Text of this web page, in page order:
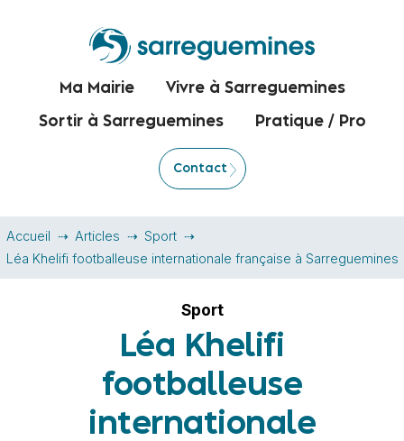
Ma Mairie Vivre à Sarreguemines
Sortir à Sarreguemines Pratique / Pro
Contact
Accueil Articles
Sport
Léa Khelifi footballeuse internationale française à Sarreguemines
Sport
Léa Khelifi
footballeuse
internationale